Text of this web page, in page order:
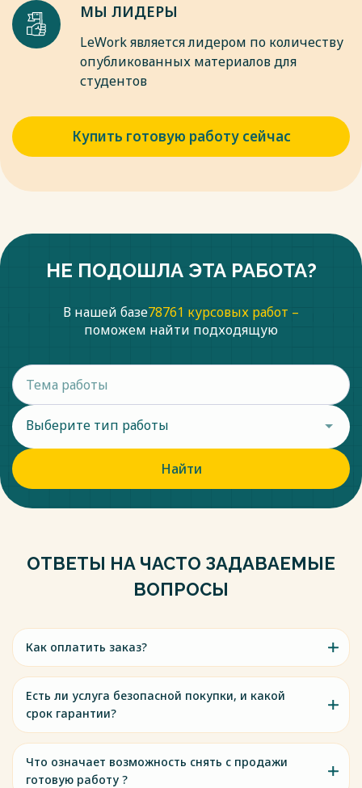
МЫ ЛИДЕРЫ
LeWork является лидером по количеству
опубликованных материалов для
студентов
Купить готовую работу сейчас
НЕ ПОДОШЛА ЭТА РАБОТА?
В нашей базе78761 курсовых работ –
поможем найти подходящую
Выберите тип работы
Найти
ОТВЕТЫ НА ЧАСТО ЗАДАВАЕМЫЕ
ВОПРОСЫ
Как оплатить заказ?
Есть ли услуга безопасной покупки, и какой
срок гарантии?
Что означает возможность снять с продажи
готовую работу ?